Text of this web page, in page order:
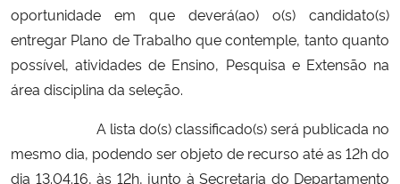
oportunidade em que deverá(ao) o(s) candidato(s)
entregar Plano de Trabalho que contemple, tanto quanto
possível, atividades de Ensino, Pesquisa e Extensão na
área disciplina da seleção.
A lista do(s) classificado(s) será publicada no
mesmo dia, podendo ser objeto de recurso até as 12h do
dia 13.04.16, às 12h, junto à Secretaria do Departamento